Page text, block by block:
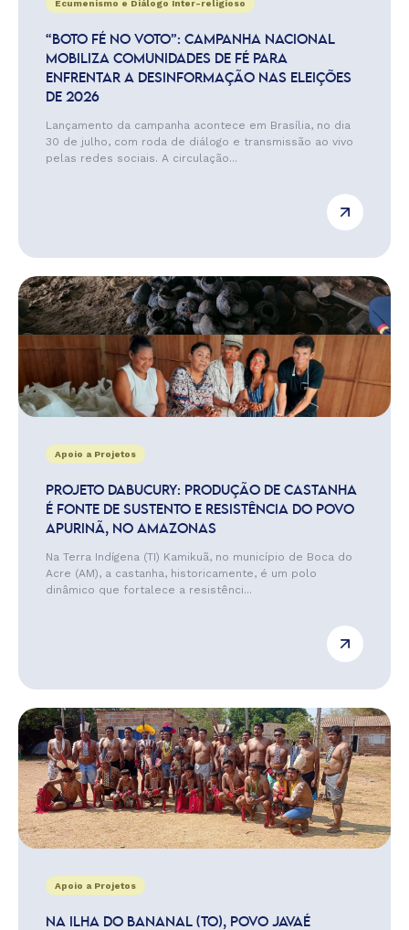
Ecumenismo e Diálogo Inter-religioso
“BOTO FÉ NO VOTO”: CAMPANHA NACIONAL
MOBILIZA COMUNIDADES DE FÉ PARA
ENFRENTAR A DESINFORMAÇÃO NAS ELEIÇÕES
DE 2026
Lançamento da campanha acontece em Brasília, no dia
30 de julho, com roda de diálogo e transmissão ao vivo
pelas redes sociais. A circulação...
Apoio a Projetos
PROJETO DABUCURY: PRODUÇÃO DE CASTANHA
É FONTE DE SUSTENTO E RESISTÊNCIA DO POVO
APURINÃ, NO AMAZONAS
Na Terra Indígena (TI) Kamikuã, no município de Boca do
Acre (AM), a castanha, historicamente, é um polo
dinâmico que fortalece a resistênci...
Apoio a Projetos
NA ILHA DO BANANAL (TO), POVO JAVAÉ